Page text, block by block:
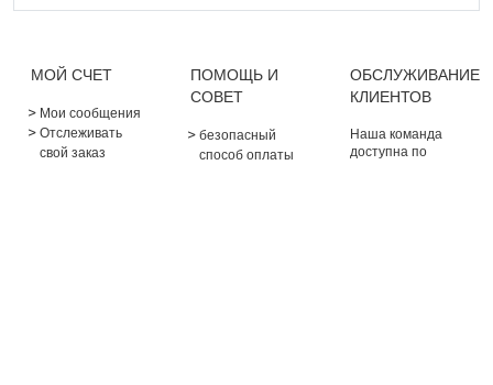
МОЙ СЧЕТ
Мои сообщения
Отслеживать
свой заказ
ПОМОЩЬ И
СОВЕТ
безопасный
способ оплаты
ОБСЛУЖИВАНИЕ
КЛИЕНТОВ
Наша команда
доступна по